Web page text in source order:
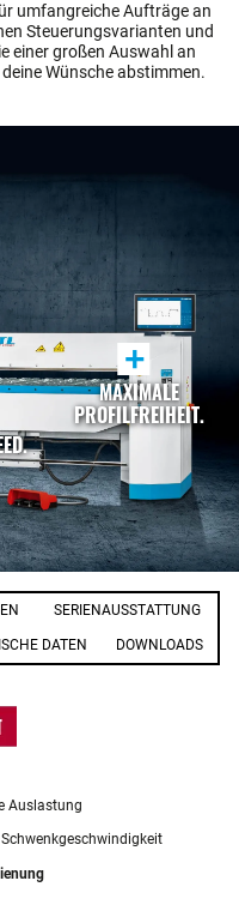
umfangreiche Aufträge an
Steuerungsvarianten und
einer großen Auswahl an
Wünsche abstimmen.
+
MAXIMALE
PROFILFREIHEIT.
SERIENAUSSTATTUNG
DATEN DOWNLOADS
Auslastung